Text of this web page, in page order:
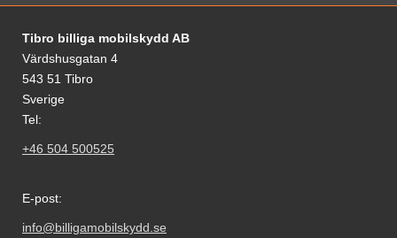
Alatunnisteen sisältö Sekalaista tietoa ja
Tibro billiga mobilskydd AB
Värdshusgatan 4
543 51 Tibro
Sverige
Tel:
+46 504 500525
E-post:
info@billigamobilskydd.se